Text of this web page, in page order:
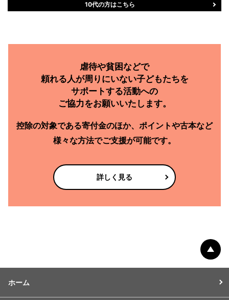
10代の方はこちら
虐待や貧困などで
頼れる人が周りにいない子どもたちを
サポートする活動への
ご協力をお願いいたします。
控除の対象である寄付金のほか、 ポイントや古本など
様々な方法でご支援が可能です。
詳しく見る
ペ
ホーム